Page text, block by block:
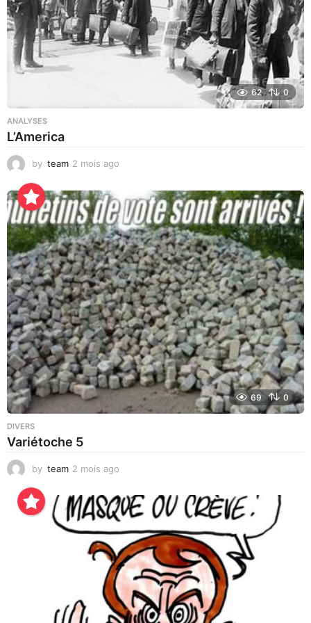
62 0
ANALYSES
L’America
by team 2 mois ago
u
r
s
a
g
o
69 0
DIVERS
Variétoche 5
by team 2 mois ago
e
m
a
i
n
e
s
g
o